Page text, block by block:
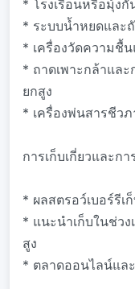
* โรงเรือนหรือมุ้งกั
* ระบบน้ำหยดและถั
* เครื่องวัดความชื้
* ถาดเพาะกล้าแล
ยกสูง
* เครื่องพ่นสารชีว
การเก็บเกี่ยวและก
* ผลสตรอว์เบอร์รีเ
* แนะนำเก็บในช่ว
สูง
* ตลาดออนไลน์แล